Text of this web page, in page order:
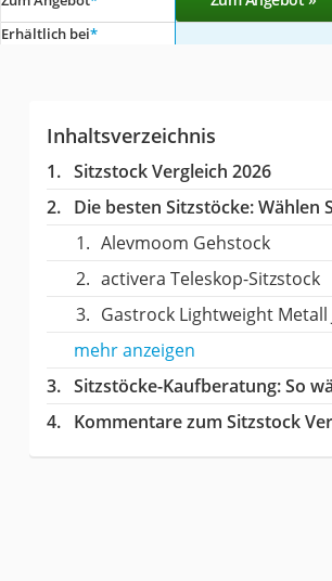
Erhältlich bei*
Inhaltsverzeichnis
Sitzstock Vergleich 2026
Die besten Sitzstöcke:Wählen
Alevmoom Gehstock
activera Teleskop-Sitzstock
Gastrock Lightweight Metall
mehr anzeigen
Sitzstöcke-Kaufberatung: So
Kommentare zum Sitzstock